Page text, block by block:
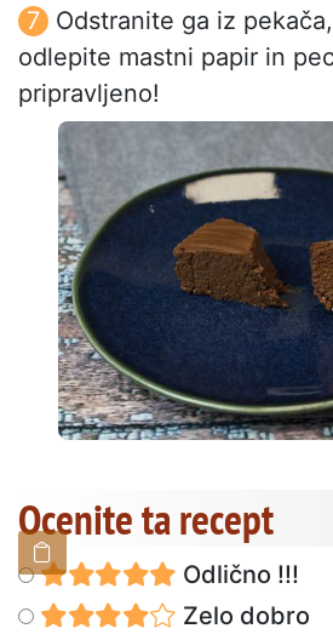
Odstranite ga iz
odlepite mastni papir in
pripravljeno!
Ocenite ta recept
Odlično !!!
Zelo dobro